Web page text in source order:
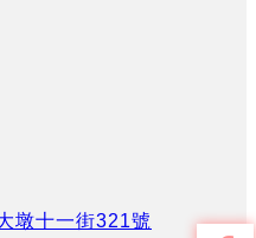
墩十一街321號